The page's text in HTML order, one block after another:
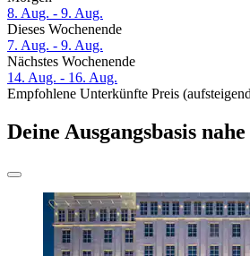
8. Aug. - 9. Aug.
Dieses Wochenende
7. Aug. - 9. Aug.
Nächstes Wochenende
14. Aug. - 16. Aug.
Empfohlene Unterkünfte Preis
Deine Ausgangsbasis